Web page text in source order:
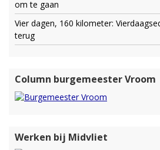
om te gaan
Vier dagen, 160 kilometer:
terug
Column burgemeester Vroom
Werken bij Midvliet